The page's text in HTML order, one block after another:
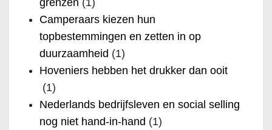
grenzen (1)
Camperaars kiezen hun
topbestemmingen en zetten in op
duurzaamheid (1)
Hoveniers hebben het drukker dan ooit
(1)
Nederlands bedrijfsleven en social selling
nog niet hand-in-hand (1)